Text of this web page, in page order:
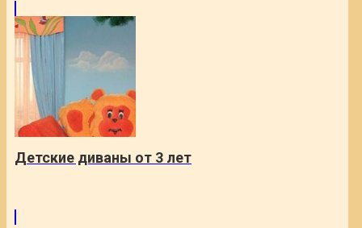
Детские диваны от 3 лет